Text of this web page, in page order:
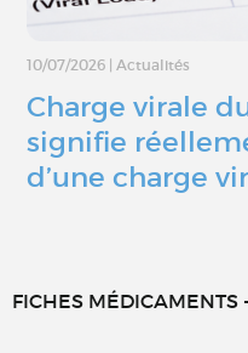
10/07/2026 Actualités
Charge virale
signifie
d’une charge
FICHES MÉDICAMENTS